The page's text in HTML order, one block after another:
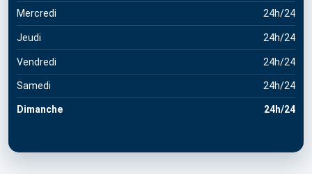
Mercredi 24h/24
Jeudi 24h/24
Vendredi 24h/24
Samedi 24h/24
Dimanche 24h/24